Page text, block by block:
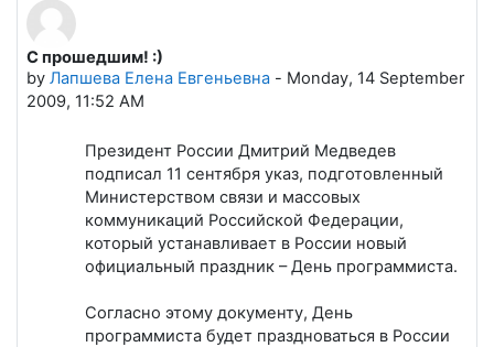
С прошедшим! :)
by Лапшева Елена Евгеньевна - Monday, 14 September
2009, 11:52 AM
Number of replies: 0
Президент России Дмитрий Медведев
подписал 11 сентября указ, подготовленный
Министерством связи и массовых
коммуникаций Российской Федерации,
который устанавливает в России новый
официальный праздник – День программиста.
Согласно этому документу, День
программиста будет праздноваться в России